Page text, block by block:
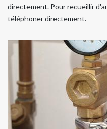
directement. Pour recueillir
téléphoner directement.